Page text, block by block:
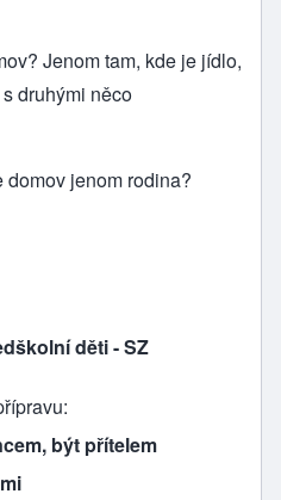
Jenom tam, kde je jídlo,
druhými něco
jenom rodina?
děti - SZ
být přítelem